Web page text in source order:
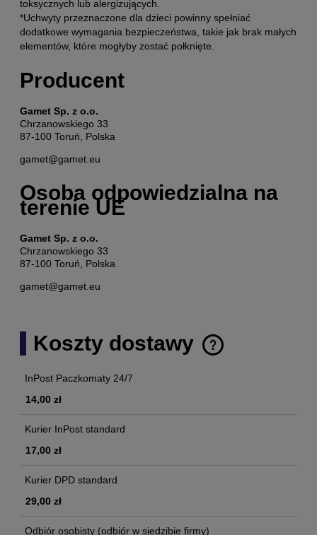
toksycznych lub alergizujących.
*Uchwyty przeznaczone dla dzieci powinny spełniać
dodatkowe wymagania bezpieczeństwa, takie jak brak małych
elementów, które mogłyby zostać połknięte.
Producent
Gamet Sp. z o.o.
Chrzanowskiego 33
87-100 Toruń, Polska
gamet@gamet.eu
Osoba odpowiedzialna na
terenie UE
Gamet Sp. z o.o.
Chrzanowskiego 33
87-100 Toruń, Polska
gamet@gamet.eu
Koszty dostawy
Cena nie zawiera ewentualnych kosztów płatności
InPost Paczkomaty 24/7
14,00 zł
Kurier InPost standard
17,00 zł
Kurier DPD standard
29,00 zł
Odbiór osobisty (odbiór w siedzibie firmy)